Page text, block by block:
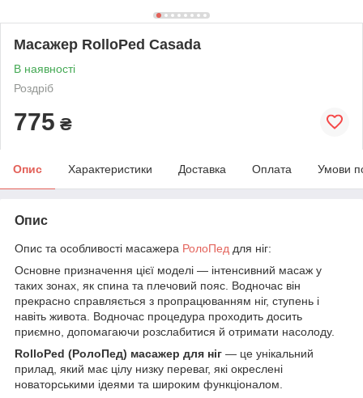
Масажер RolloPed Casada
В наявності
Роздріб
775 ₴
Опис Характеристики Доставка Оплата Умови
Опис
Опис та особливості масажера РолоПед для ніг:
Основне призначення цієї моделі — інтенсивний масаж у
таких зонах, як спина та плечовий пояс. Водночас він
прекрасно справляється з пропрацюванням ніг, ступень і
навіть живота. Водночас процедура проходить досить
приємно, допомагаючи розслабитися й отримати насолоду.
RolloPed (РолоПед) масажер для ніг — це унікальний
прилад, який має цілу низку переваг, які окреслені
новаторськими ідеями та широким функціоналом.